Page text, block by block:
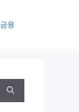
금융